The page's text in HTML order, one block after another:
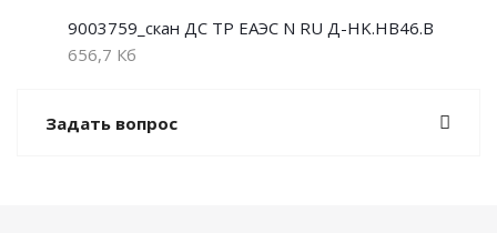
9003759_скан ДС ТР ЕАЭС N RU Д-HK.НВ46.В
656,7 Кб
Задать вопрос